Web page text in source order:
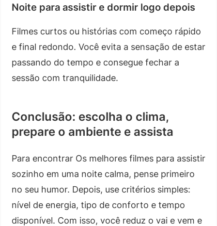
Noite para assistir e dormir logo depois
Filmes curtos ou histórias com começo rápido
e final redondo. Você evita a sensação de estar
passando do tempo e consegue fechar a
sessão com tranquilidade.
Conclusão: escolha o clima,
prepare o ambiente e assista
Para encontrar Os melhores filmes para assistir
sozinho em uma noite calma, pense primeiro
no seu humor. Depois, use critérios simples:
nível de energia, tipo de conforto e tempo
disponível. Com isso, você reduz o vai e vem e